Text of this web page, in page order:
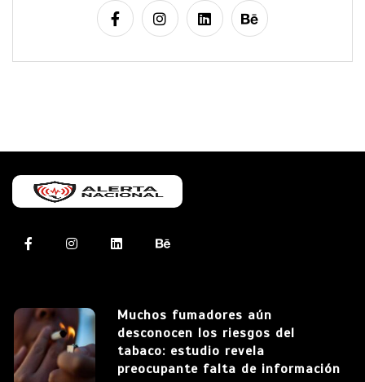
Muchos fumadores aún
desconocen los riesgos del
tabaco: estudio revela
preocupante falta de información